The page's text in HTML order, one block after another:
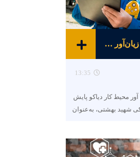
شناسایی و اندازه‌گیری عوامل زیان‌آور محیط کار
13:35
محیط کار دیاکو پایش
شهید بهشتی، به‌عنوان